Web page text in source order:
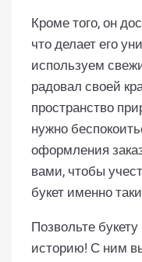
Кроме того, он
что делает его
используем
радовал своей
пространство
нужно
оформления
вами, чтобы
букет именно
Позвольте
историю! С ним